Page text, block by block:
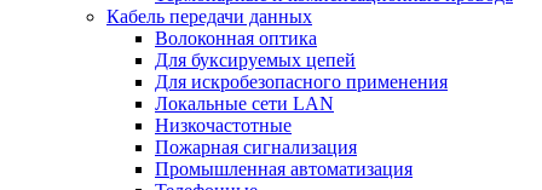
Кабель передачи данных
Волоконная оптика
Для буксируемых цепей
Для искробезопасного применения
Локальные сети LAN
Низкочастотные
Пожарная сигнализация
Промышленная автоматизация